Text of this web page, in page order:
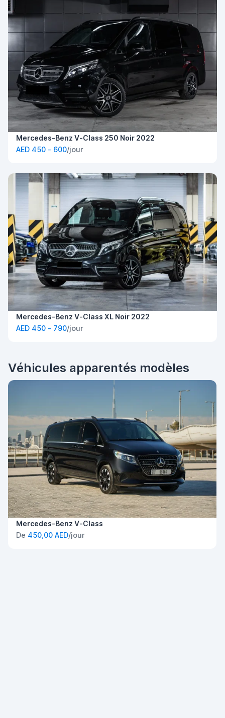
Mercedes-Benz V-Class 250 Noir 2022
AED 450 - 600/jour
Mercedes-Benz V-Class XL Noir 2022
AED 450 - 790/jour
Véhicules apparentés modèles
Mercedes-Benz V-Class
De 450,00 AED/jour